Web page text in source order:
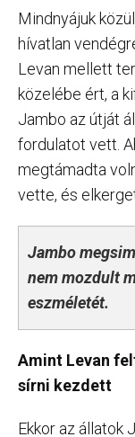
Mindnyájuk
hívatlan
Levan mellett
közelébe ért, a
Jambo az útját
fordulatot vett.
megtámadta
vette, és
Jambo
nem mozdult
eszméletét.
Amint Levan
sírni kezdett
Ekkor az állatok